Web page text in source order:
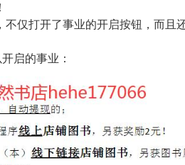
不仅打开了事业的开启按钮，而且
启的事业：